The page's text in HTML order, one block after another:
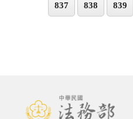
837 838 839